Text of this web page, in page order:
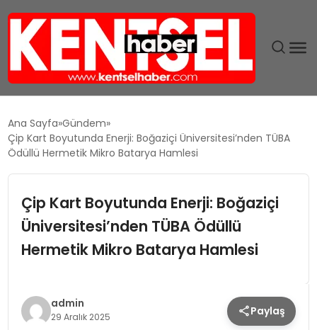
GÜNDEM
EĞITIM
MAGAZIN
Ana Sayfa Gündem
Çip Kart Boyutunda Enerji: Boğaziçi Üniversitesi’nden TÜBA
Ödüllü Hermetik Mikro Batarya Hamlesi
Çip Kart Boyutunda Enerji: Boğaziçi
Üniversitesi’nden TÜBA Ödüllü
Hermetik Mikro Batarya Hamlesi
admin
29 Aralık 2025 Paylaş